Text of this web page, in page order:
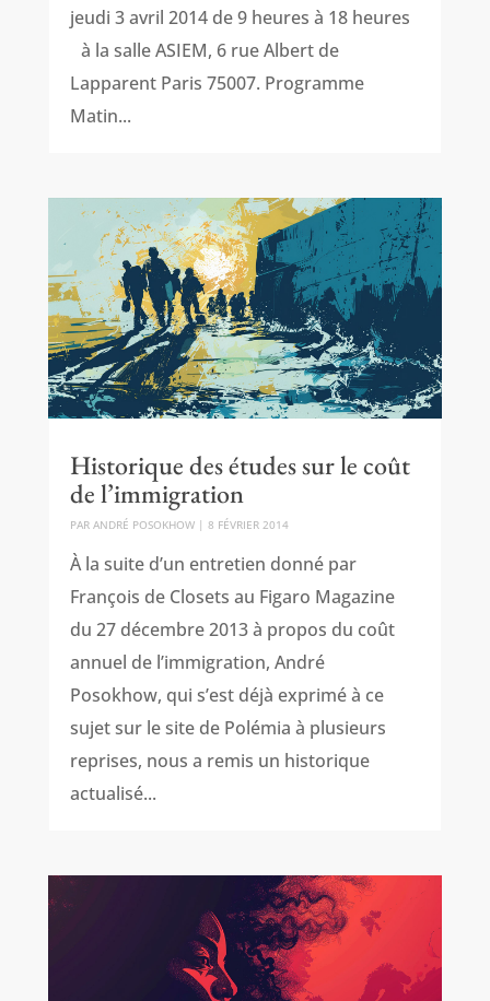
jeudi 3 avril 2014 de 9 heures à 18 heures
à la salle ASIEM, 6 rue Albert de
Lapparent Paris 75007. Programme
Matin...
Historique des études sur le coût
de l’immigration
PAR ANDRÉ POSOKHOW| 8 FÉVRIER 2014
À la suite d’un entretien donné par
François de Closets au Figaro Magazine
du 27 décembre 2013 à propos du coût
annuel de l’immigration, André
Posokhow, qui s’est déjà exprimé à ce
sujet sur le site de Polémia à plusieurs
reprises, nous a remis un historique
actualisé...